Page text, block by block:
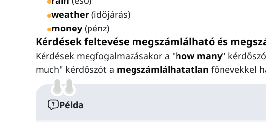
weather (időjárás)
money (pénz)
Kérdések feltevése megszámlálható és
Kérdések megfogalmazásakor a "how many"
much" kérdőszót a megszámlálhatatlan főnevekkel
Példa